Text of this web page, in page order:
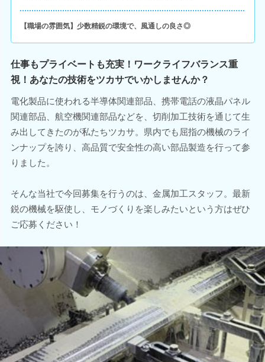
【職場の雰囲気】少数精鋭の環境で、風通しの良さ◎
仕事もプライベートも充実！ワークライフバランス重
視！あなたの技術をツカサでいかしませんか？
電化製品に使われる半導体関連部品、携帯電話の液晶パネル
関連部品、航空機関連部品などを、切削加工技術を通じて生
み出してきたのが私たちツカサ。県内でも屈指の機械のライ
ンナップを誇り、高品質で安全性の高い部品製造を行って参
りました。
そんな当社で今回募集を行うのは、金属加工スタッフ。最新
鋭の機械を駆使し、モノづくりを楽しみたいという方はぜひ
ご応募ください！